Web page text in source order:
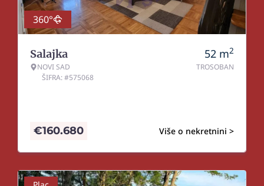
360°
Salajka
NOVI SAD
ŠIFRA: #575068
52 m2
TROSOBAN
Više o nekretnini >
€160.680